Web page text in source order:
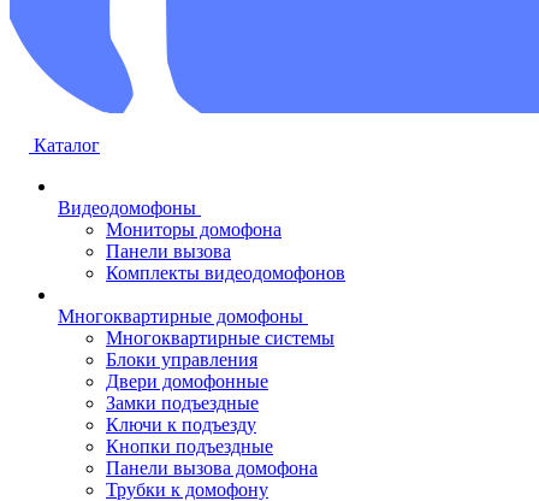
Каталог
Видеодомофоны
Мониторы домофона
Панели вызова
Комплекты видеодомофонов
Многоквартирные домофоны
Многоквартирные системы
Блоки управления
Двери домофонные
Замки подъездные
Ключи к подъезду
Кнопки подъездные
Панели вызова домофона
Трубки к домофону